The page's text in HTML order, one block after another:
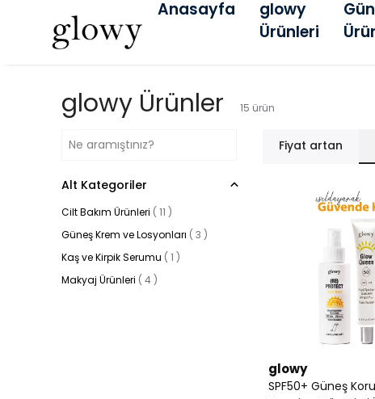
Anasayfa
glowy
Ürünleri
glowy Ürünler 15 ürün
Fiyat artan
Alt Kategoriler
Cilt Bakım Ürünleri ( 11 )
Güneş Krem ve Losyonları ( 3 )
Kaş ve Kirpik Serumu ( 1 )
Makyaj Ürünleri ( 4 )
glowy
SPF50+ Güneş